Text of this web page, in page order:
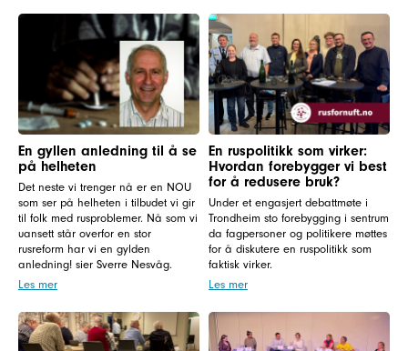
En gyllen anledning til å se
på helheten
Det neste vi trenger nå er en NOU
som ser på helheten i tilbudet vi gir
til folk med rusproblemer. Nå som vi
uansett står overfor en stor
rusreform har vi en gylden
anledning! sier Sverre Nesvåg.
Les mer
En ruspolitikk som virker:
Hvordan forebygger vi best
for å redusere bruk?
Under et engasjert debattmøte i
Trondheim sto forebygging i sentrum
da fagpersoner og politikere møttes
for å diskutere en ruspolitikk som
faktisk virker.
Les mer